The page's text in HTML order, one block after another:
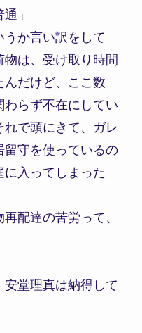
」
か言い訳をして
は、受け取り時間
んだけど、ここ数
わらず不在にしてい
で頭にきて、ガレ
留守を使っているの
入ってしまった
配達の苦労って、
堂理真は納得して